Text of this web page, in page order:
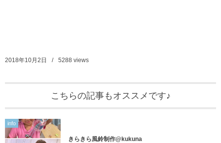
2018年10月2日 5288 views
こちらの記事もオススメです♪
info
きらきら風鈴制作@kukuna